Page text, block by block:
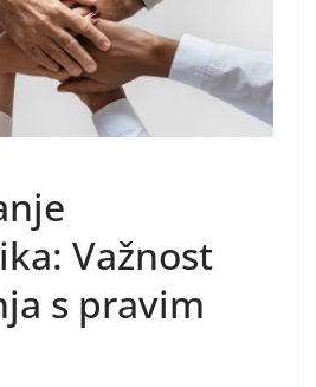
Važnost
s pravim